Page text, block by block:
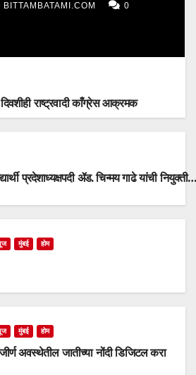
BITTAMBATAMI.COM 0
राष्ट्रवादी काँग्रेस आक्रमक
प्रदेशाध्यक्षपदी ॲड. चिन्मय गाढे यांची नियुक्ती…
मुंबई होम
मुंबई होम
अवस्थेतील जातीच्या नोंदी डिजिटल करा